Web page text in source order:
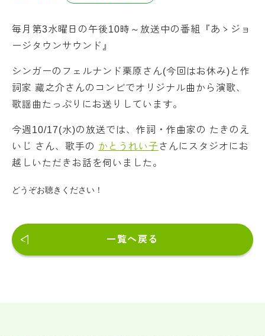
毎月第3水曜日の午後10時～放送中の番組『あゝジョ
ージタウンサウンド』
シンガーのフェルナンド栗原さん(今回はお休み)と作
詞家 藏之介さんのコンビでオリジナル曲から演歌、
歌謡曲たっぷりにお送りしています。
今週10/17(水)の放送では、作詞・作曲家の たきのえ
いじ さん、歌手の かとうれい子さんにスタジオにお
越しいただきお話を伺いました。
どうぞお聴きください！
一覧へ戻る